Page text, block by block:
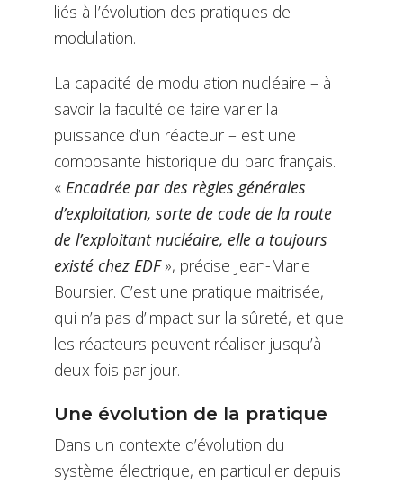
liés à l’évolution des pratiques de
modulation.
La capacité de modulation nucléaire – à
savoir la faculté de faire varier la
puissance d’un réacteur – est une
composante historique du parc français.
« Encadrée par des règles générales
d’exploitation, sorte de code de la route
de l’exploitant nucléaire, elle a toujours
existé chez EDF», précise Jean-Marie
Boursier. C’est une pratique maitrisée,
qui n’a pas d’impact sur la sûreté, et que
les réacteurs peuvent réaliser jusqu’à
deux fois par jour.
Une évolution de la pratique
Dans un contexte d’évolution du
système électrique, en particulier depuis